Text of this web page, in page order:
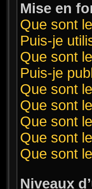
Mise en
Que sont
Puis-je
Que sont
Puis-je
Que sont
Que sont
Que sont
Que sont
Que sont
Niveaux